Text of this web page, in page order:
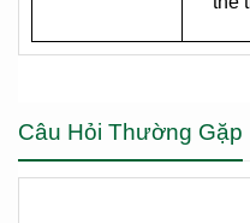
Câu Hỏi Thường Gặp